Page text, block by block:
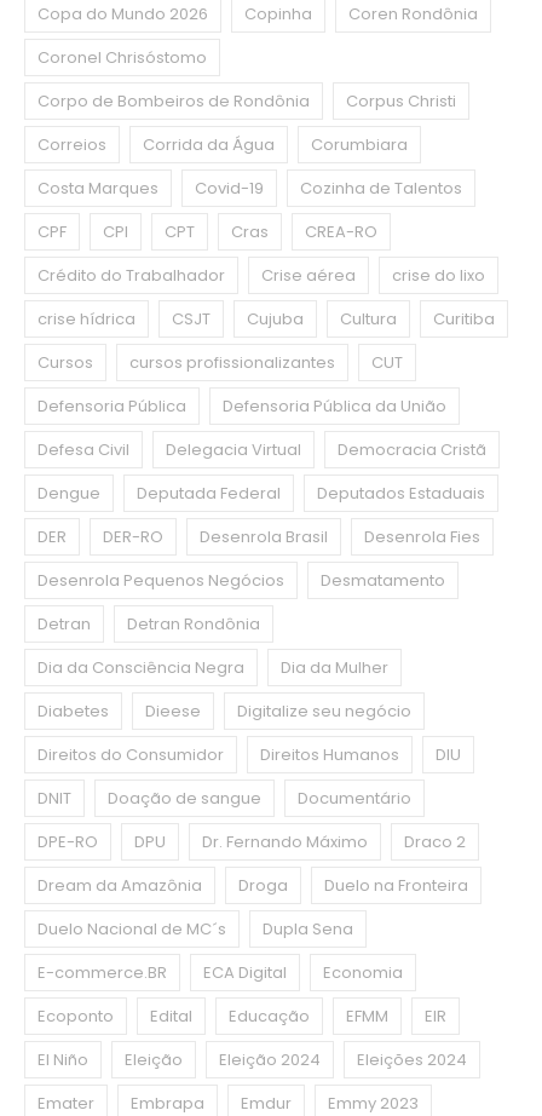
Copa do Mundo 2026
Copinha
Coren Rondônia
Coronel Chrisóstomo
Corpo de Bombeiros de Rondônia
Corpus Christi
Correios
Corrida da Água
Corumbiara
Costa Marques
Covid-19
Cozinha de Talentos
CPF
CPI CPT Cras
CREA-RO
Crédito do Trabalhador
Crise aérea
crise do lixo
crise hídrica
CSJT Cujuba Cultura
Curitiba
Cursos
cursos profissionalizantes
CUT
Defensoria Pública
Defensoria Pública da União
Defesa Civil
Delegacia Virtual
Democracia Cristã
Dengue
Deputada Federal
Deputados Estaduais
DER
DER-RO Desenrola Brasil
Desenrola Fies
Desenrola Pequenos Negócios
Desmatamento
Detran
Detran Rondônia
Dia da Consciência Negra
Dia da Mulher
Diabetes
Dieese
Digitalize seu negócio
Direitos do Consumidor
Direitos Humanos
DIU
DNIT
Doação de sangue
Documentário
DPE-RO
DPU Dr. Fernando Máximo
Draco 2
Dream da Amazônia
Droga
Duelo na Fronteira
Duelo Nacional de MC´s
Dupla Sena
E-commerce.BR
ECA Digital
Economia
Ecoponto
Edital Educação EFMM
EIR
El Niño
Eleição Eleição 2024
Eleições 2024
Emater
Embrapa Emdur
Emmy 2023